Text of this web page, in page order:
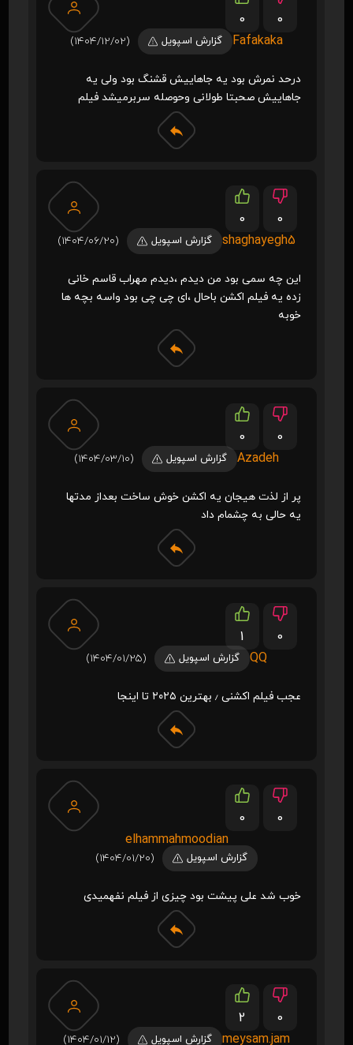
0
0
Fafakaka
گزارش اسپویل (1404/12/02)
درحد نمرش بود یه جاهاییش قشنگ بود ولی یه
جاهاییش صحبتا طولانی وحوصله سربرمیشد فیلم
0
0
shaghayegh5
گزارش اسپویل (1404/06/20)
این چه سمی بود من دیدم ،دیدم مهراب قاسم خانی
زده یه فیلم اکشن باحال ،ای چی چی بود واسه بچه ها
خوبه
0
0
Azadeh
گزارش اسپویل (1404/03/10)
پر از لذت هیجان یه اکشن خوش ساخت بعداز مدتها
یه حالی به چشمام داد
1
0
QQ
گزارش اسپویل (1404/01/25)
عجب فیلم اکشنی ٫ بهترین ۲۰۲۵ تا اینجا
0
0
elhammahmoodian
گزارش اسپویل (1404/01/20)
خوب شد علی پیشت بود چیزی از فیلم نفهمیدی
2
0
meysam.jam
گزارش اسپویل (1404/01/12)